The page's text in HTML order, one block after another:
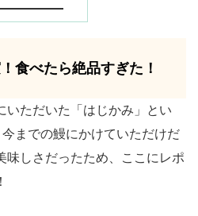
食べたら絶品すぎた！
いただいた「はじかみ」とい
今までの鰻にかけていただけだ
味しさだったため、ここにレポ